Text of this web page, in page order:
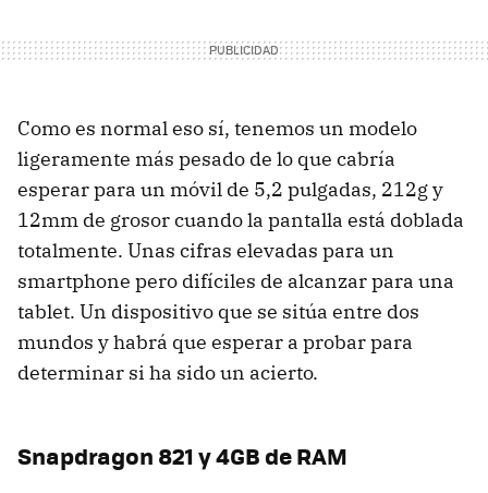
Como es normal eso sí, tenemos un modelo
ligeramente más pesado de lo que cabría
esperar para un móvil de 5,2 pulgadas, 212g y
12mm de grosor cuando la pantalla está doblada
totalmente. Unas cifras elevadas para un
smartphone pero difíciles de alcanzar para una
tablet. Un dispositivo que se sitúa entre dos
mundos y habrá que esperar a probar para
determinar si ha sido un acierto.
Snapdragon 821 y 4GB de RAM